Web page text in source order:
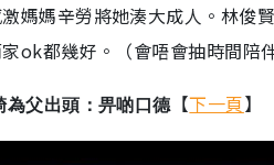
媽媽辛勞將她湊大成人。林俊
ok都幾好。（會唔會抽時間陪
父出頭：畀啲口德 【下一頁】